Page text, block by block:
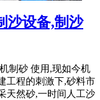
沙设备,制沙
制砂 使用,现如今机
工程的刺激下,砂料市
天然砂,一时间人工沙